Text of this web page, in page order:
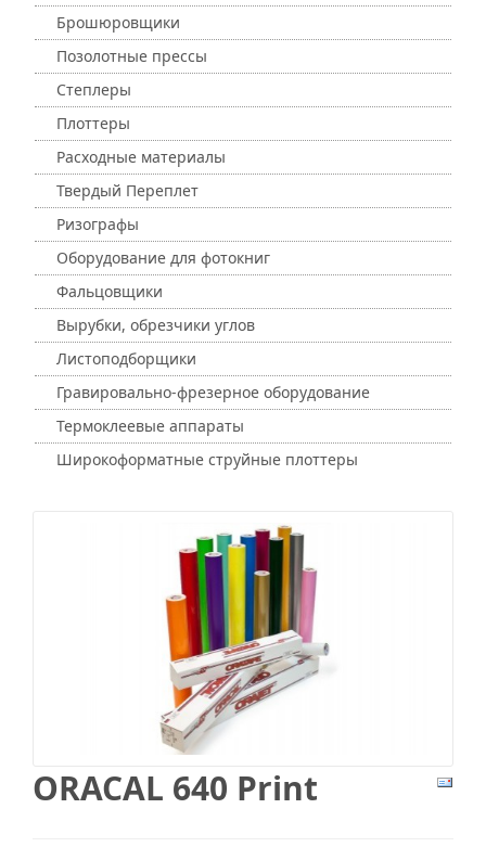
Брошюровщики
Позолотные прессы
Степлеры
Плоттеры
Расходные материалы
Твердый Переплет
Ризографы
Оборудование для фотокниг
Фальцовщики
Вырубки, обрезчики углов
Листоподборщики
Гравировально-фрезерное оборудование
Термоклеевые аппараты
Широкоформатные струйные плоттеры
ORACAL 640 Print